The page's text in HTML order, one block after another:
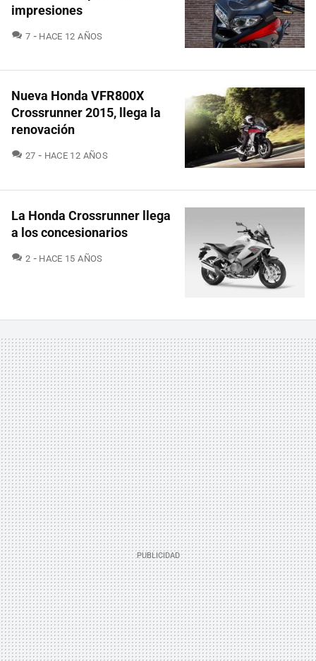
impresiones
7 COMENTARIOS
HACE 12 AÑOS
Nueva Honda VFR800X
Crossrunner 2015, llega la
renovación
27 COMENTARIOS
HACE 12 AÑOS
La Honda Crossrunner llega
a los concesionarios
2 COMENTARIOS
HACE 15 AÑOS